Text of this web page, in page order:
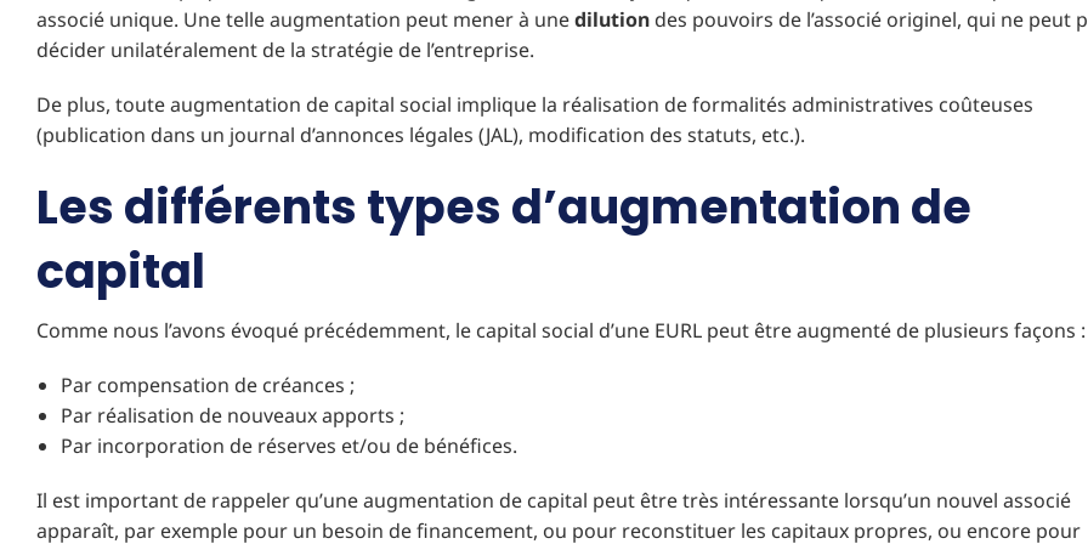
associé unique. Une telle augmentation peut mener à unedilution des pouvoirs de l’associé originel, qui ne peut
décider unilatéralement de la stratégie de l’entreprise.
De plus, toute augmentation de capital social implique la réalisation de formalités administratives coûteuses
(publication dans un journal d’annonces légales (JAL), modification des statuts, etc.).
Les différents types d’augmentation de
capital
Comme nous l’avons évoqué précédemment, le capital social d’une EURL peut être augmenté de plusieurs façons :
Par compensation de créances ;
Par réalisation de nouveaux apports ;
Par incorporation de réserves et/ou de bénéfices.
Il est important de rappeler qu’une augmentation de capital peut être très intéressante lorsqu’un nouvel associé
apparaît, par exemple pour un besoin de financement, ou pour reconstituer les capitaux propres, ou encore pour